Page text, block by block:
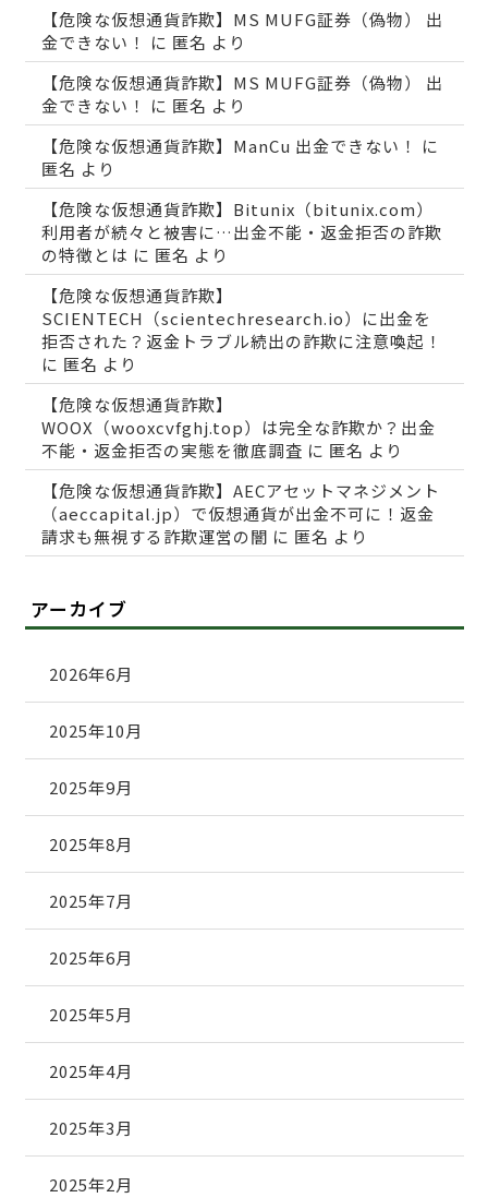
【危険な仮想通貨詐欺】MS MUFG証券（偽物） 出
金できない！
に 匿名 より
【危険な仮想通貨詐欺】MS MUFG証券（偽物） 出
金できない！
に 匿名 より
【危険な仮想通貨詐欺】ManCu 出金できない！
に
匿名 より
【危険な仮想通貨詐欺】Bitunix（bitunix.com）
利用者が続々と被害に…出金不能・返金拒否の詐欺
の特徴とは に 匿名 より
【危険な仮想通貨詐欺】
SCIENTECH（scientechresearch.io）に出金を
拒否された？返金トラブル続出の詐欺に注意喚起！
に 匿名 より
【危険な仮想通貨詐欺】
WOOX（wooxcvfghj.top）は完全な詐欺か？出金
不能・返金拒否の実態を徹底調査 に 匿名 より
【危険な仮想通貨詐欺】AECアセットマネジメント
（aeccapital.jp）で仮想通貨が出金不可に！返金
請求も無視する詐欺運営の闇 に 匿名 より
アーカイブ
2026年6月
2025年10月
2025年9月
2025年8月
2025年7月
2025年6月
2025年5月
2025年4月
2025年3月
2025年2月